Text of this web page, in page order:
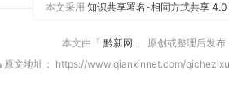
本文采用 知识共享署名-相同方式共享 4.0
本文由「 黔新网 」 原创或整理后发布
原文地址： https://www.qianxinnet.com/